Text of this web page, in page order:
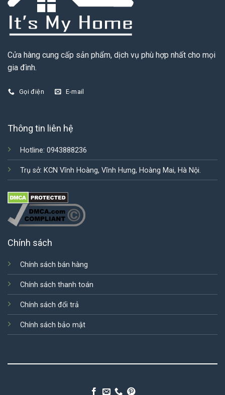
Cửa hàng cung cấp sản phẩm, dịch vụ phù hợp nhất cho mọi
gia đình.
Gọi điện E-mail
Thông tin liên hệ
Hotline: 0943888236
Trụ sở: KCN Vĩnh Hoàng, Vĩnh Hưng, Hoàng Mai, Hà Nội.
Chính sách
Chính sách bán hàng
Chính sách thanh toán
Chính sách đổi trả
Chính sách bảo mật